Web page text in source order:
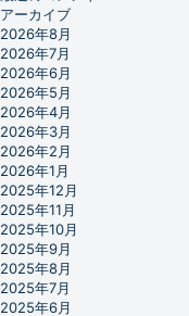
アーカイブ
2026年8月
2026年7月
2026年6月
2026年5月
2026年4月
2026年3月
2026年2月
2026年1月
2025年12月
2025年11月
2025年10月
2025年9月
2025年8月
2025年7月
2025年6月